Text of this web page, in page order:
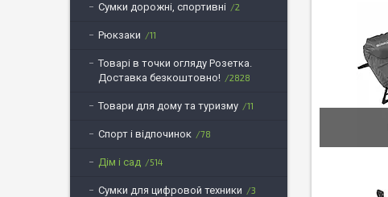
Сумки дорожні, спортивні 2
Рюкзаки 11
Товарі в точки огляду Розетка.
Доставка безкоштовно!
2828
Товари для дому та туризму 11
Спорт і відпочинок 78
Дім і сад 514
Сумки для цифровой техники 3